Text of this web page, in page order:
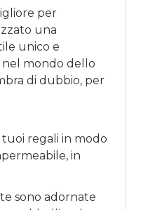
per
una
unico e
nel mondo dello
di dubbio, per
regali in modo
in
sono adornate